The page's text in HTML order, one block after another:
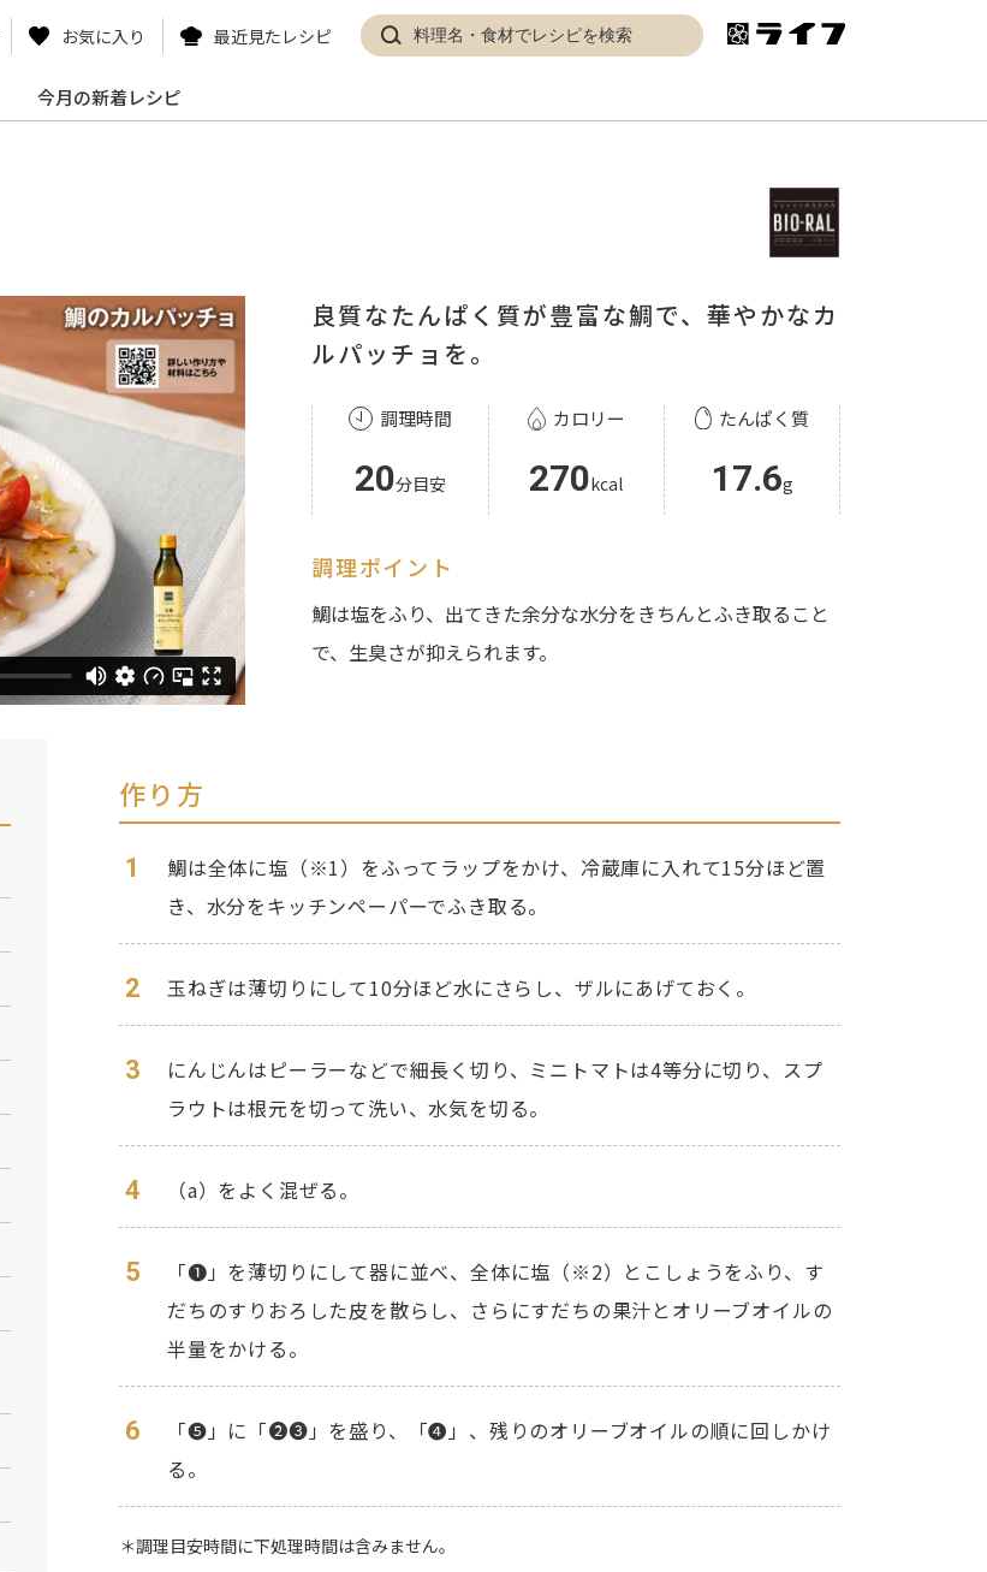
お気に入り 最近見たレシピ
今月の新着レシピ
良質なたんぱく質が豊富な鯛で、華やかなカ
ルパッチョを。
調理時間
20分目安
カロリー
270kcal
たんぱく質
17.6g
調理ポイント
鯛は塩をふり、出てきた余分な水分をきちんとふき取ること
で、生臭さが抑えられます。
作り方
1
鯛は全体に塩（※1）をふってラップをかけ、冷蔵庫に入れて15分ほど置
き、水分をキッチンペーパーでふき取る。
2 玉ねぎは薄切りにして10分ほど水にさらし、ザルにあげておく。
3
にんじんはピーラーなどで細長く切り、ミニトマトは4等分に切り、スプ
ラウトは根元を切って洗い、水気を切る。
4 （a）をよく混ぜる。
5
「❶」を薄切りにして器に並べ、全体に塩（※2）とこしょうをふり、す
だちのすりおろした皮を散らし、さらにすだちの果汁とオリーブオイルの
半量をかける。
6
「❺」に「❷❸」を盛り、「❹」、残りのオリーブオイルの順に回しかけ
る。
＊調理目安時間に下処理時間は含みません。